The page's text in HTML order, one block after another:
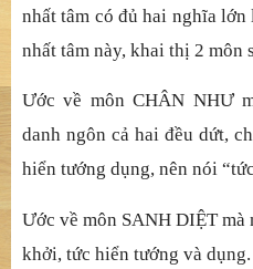
nhất tâm có đủ hai nghĩa
nhất tâm này, khai thị 2 môn
Ước về môn CHÂN NHƯ
danh ngôn cả hai đều dứt,
hiển tướng dụng, nên nói
Ước về môn SANH DIỆT
khởi, tức hiển tướng và